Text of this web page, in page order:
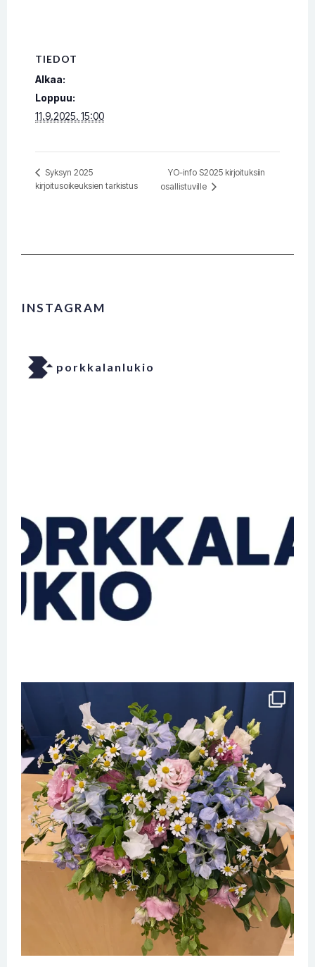
TIEDOT
Alkaa:
Loppuu:
11.9.2025. 15:00
Syksyn 2025
kirjoitusoikeuksien tarkistus
YO-info S2025 kirjoituksiin
osallistuville
INSTAGRAM
porkkalanlukio